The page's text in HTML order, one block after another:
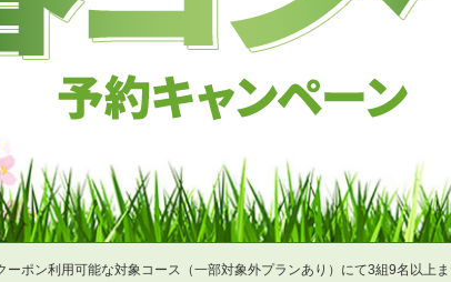
ポン利用可能な対象コース（一部対象外プランあり）にて3組9名以上